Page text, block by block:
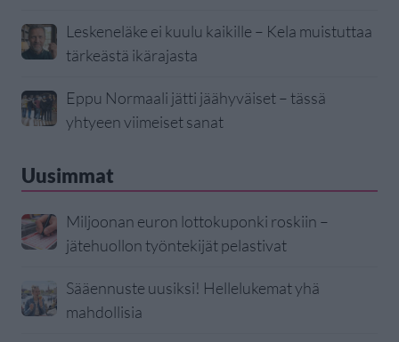
Leskeneläke ei kuulu kaikille – Kela muistuttaa
tärkeästä ikärajasta
Eppu Normaali jätti jäähyväiset – tässä
yhtyeen viimeiset sanat
Uusimmat
Miljoonan euron lottokuponki roskiin –
jätehuollon työntekijät pelastivat
Sääennuste uusiksi! Hellelukemat yhä
mahdollisia